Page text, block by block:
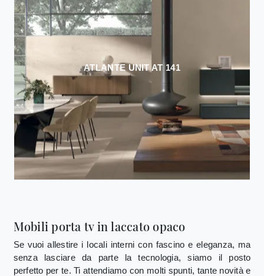
ATLANTE UNIT AT 141
Mobili porta tv in laccato opaco
Se vuoi allestire i locali interni con fascino e eleganza, ma
senza lasciare da parte la tecnologia, siamo il posto
perfetto per te. Ti attendiamo con molti spunti, tante novità e